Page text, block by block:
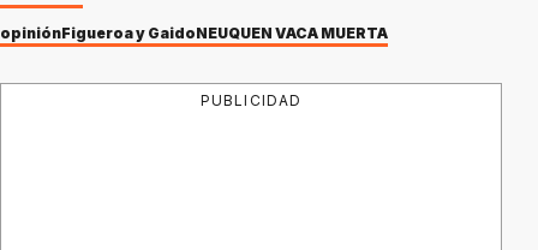
opiniónFigueroa y GaidoNEUQUÉN VACA MUERTA
PUBLICIDAD